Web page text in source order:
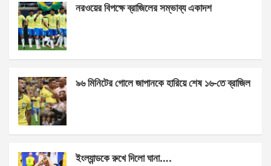
b
o
o
k
n
g
er
s
p
e
নরওয়ের বিপক্ষে ব্রাজিলের সম্ভাব্য একাদশ
৯৬ মিনিটের গোলে জাপানকে হারিয়ে শেষ ১৬-তে ব্রাজিল
ইংল্যান্ডকে রুখে দিলো ঘানা….